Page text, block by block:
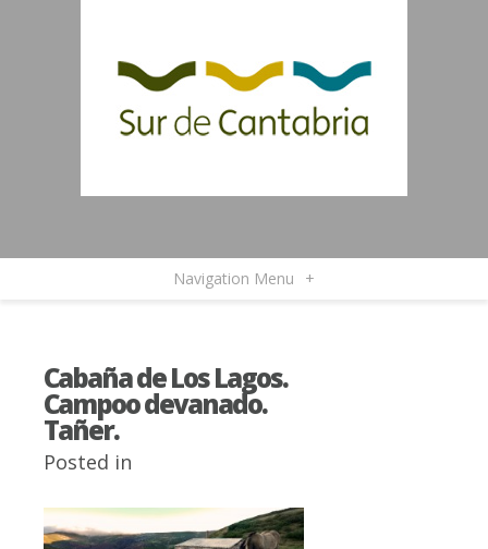
Navigation Menu +
Cabaña de Los Lagos.
Campoo devanado.
Tañer.
Posted in